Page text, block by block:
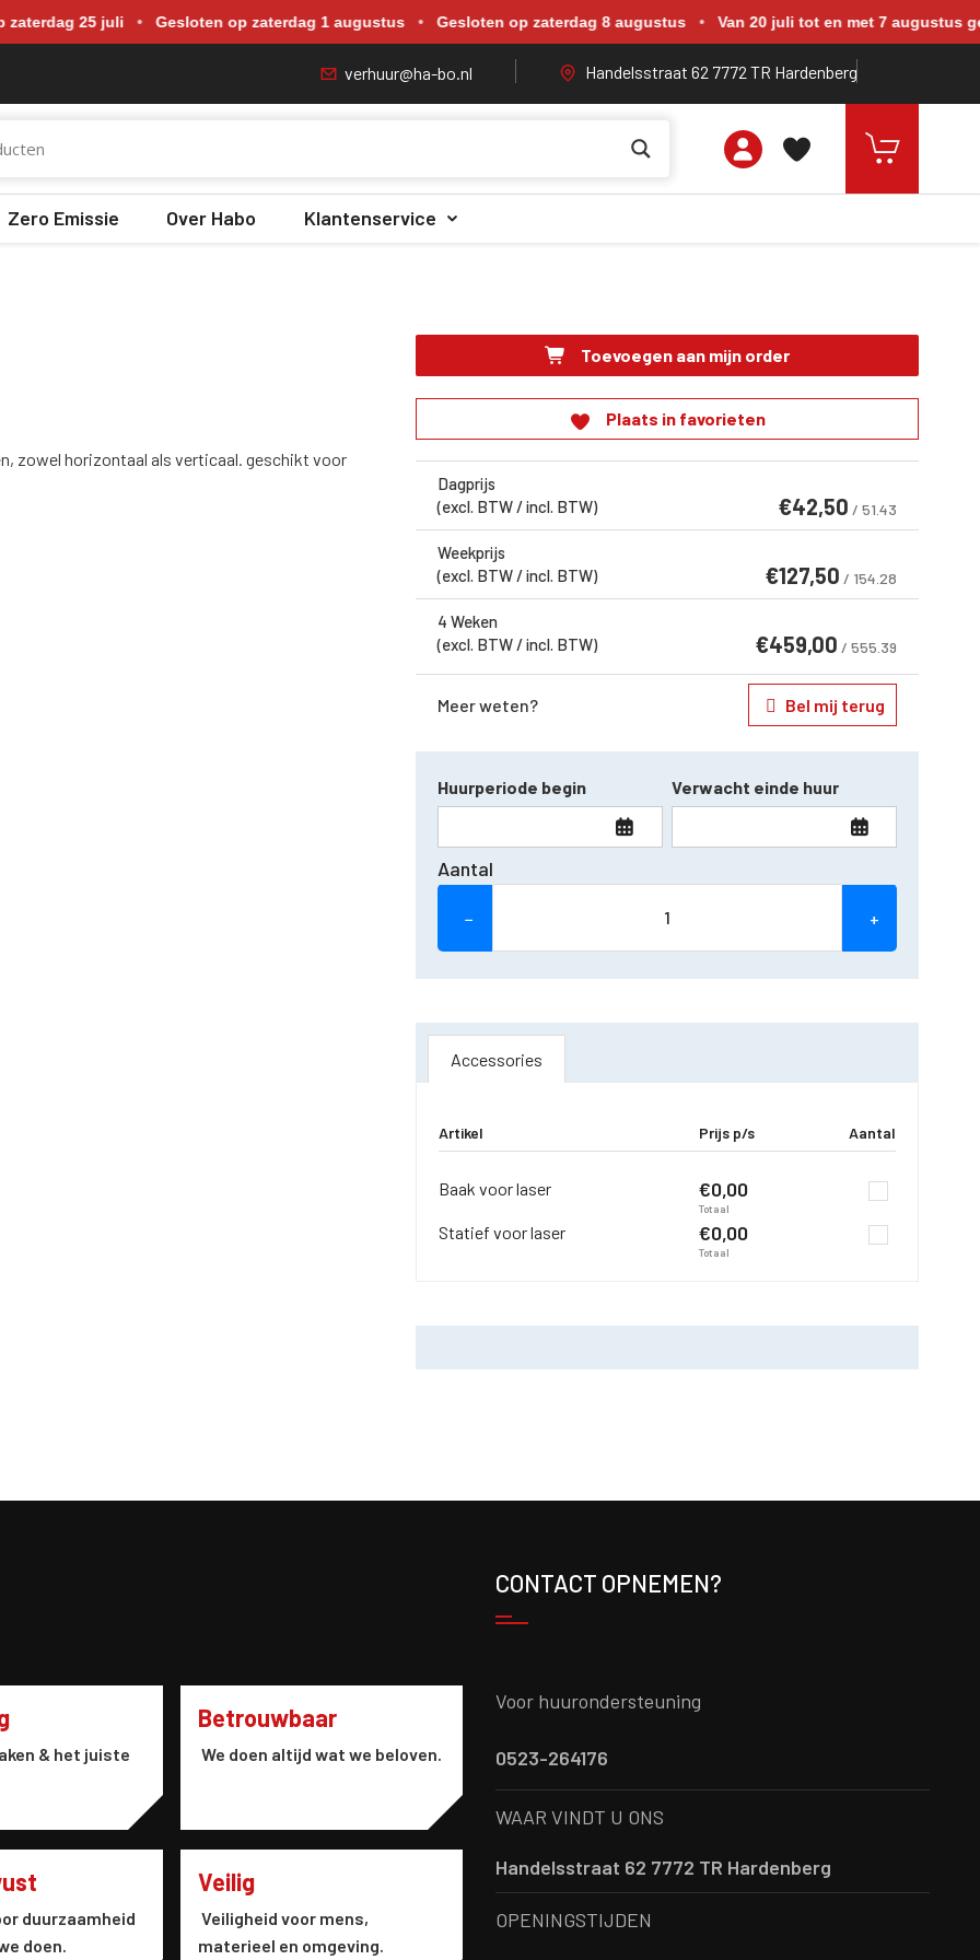
25 juli • Gesloten op zaterdag 1 augustus • Gesloten op zaterdag 8 augustus • Van 20 juli tot en met 7 augustus geopend
verhuur@ha-bo.nl Handelsstraat 62 7772 TR Hardenberg
Zero Emissie Over Habo Klantenservice
zowel horizontaal als verticaal. geschikt voor
Toevoegen aan mijn order
Plaats in favorieten
Dagprijs
(excl. BTW / incl. BTW)
€42,50 / 51.43
Weekprijs
(excl. BTW / incl. BTW)
€127,50 / 154.28
4 Weken
(excl. BTW / incl. BTW)
€459,00 / 555.39
Meer weten? Bel mij terug
Huurperiode begin Verwacht einde huur
Aantal
− +
Accessories
Artikel Prijs p/s Aantal
Baak voor laser €0,00
Totaal
Statief voor laser €0,00
Totaal
& het juiste
Betrouwbaar
We doen altijd wat we beloven.
duurzaamheid
doen.
Veilig
Veiligheid voor mens,
materieel en omgeving.
CONTACT OPNEMEN?
Voor huurondersteuning
0523-264176
WAAR VINDT U ONS
Handelsstraat 62 7772 TR Hardenberg
OPENINGSTIJDEN